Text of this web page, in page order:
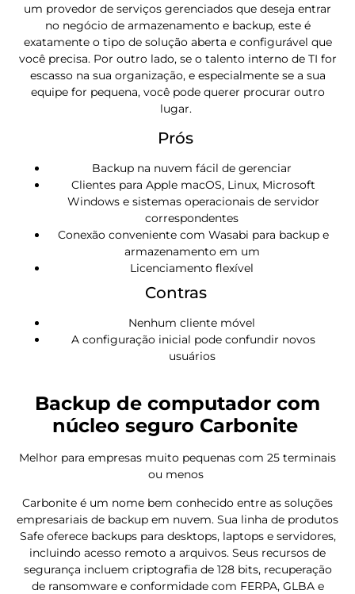
um provedor de serviços gerenciados que deseja entrar
no negócio de armazenamento e backup, este é
exatamente o tipo de solução aberta e configurável que
você precisa. Por outro lado, se o talento interno de TI for
escasso na sua organização, e especialmente se a sua
equipe for pequena, você pode querer procurar outro
lugar.
Prós
Backup na nuvem fácil de gerenciar
Clientes para Apple macOS, Linux, Microsoft
Windows e sistemas operacionais de servidor
correspondentes
Conexão conveniente com Wasabi para backup e
armazenamento em um
Licenciamento flexível
Contras
Nenhum cliente móvel
A configuração inicial pode confundir novos
usuários
Backup de computador com
núcleo seguro Carbonite
Melhor para empresas muito pequenas com 25 terminais
ou menos
Carbonite é um nome bem conhecido entre as soluções
empresariais de backup em nuvem. Sua linha de produtos
Safe oferece backups para desktops, laptops e servidores,
incluindo acesso remoto a arquivos. Seus recursos de
segurança incluem criptografia de 128 bits, recuperação
de ransomware e conformidade com FERPA, GLBA e